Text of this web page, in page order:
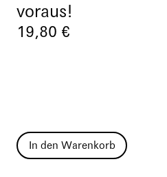
voraus!
19,80 €
In den Warenkorb